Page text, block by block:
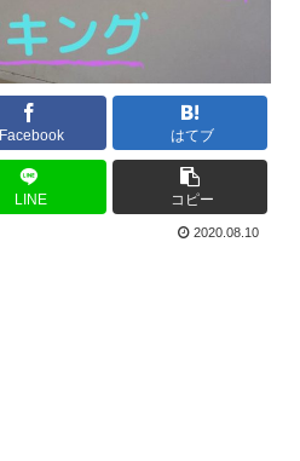
Facebook はてブ
LINE コピー
2020.08.10